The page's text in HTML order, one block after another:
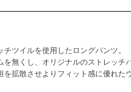
ツイルを使用したロングパンツ。
を無くし、オリジナルのストレッチ
を拡散させよりフィット感に優れた